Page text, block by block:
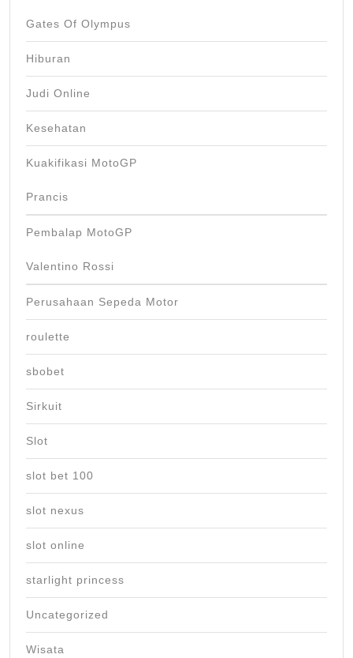
Gates Of Olympus
Hiburan
Judi Online
Kesehatan
Kuakifikasi MotoGP
Prancis
Pembalap MotoGP
Valentino Rossi
Perusahaan Sepeda Motor
roulette
sbobet
Sirkuit
Slot
slot bet 100
slot nexus
slot online
starlight princess
Uncategorized
Wisata